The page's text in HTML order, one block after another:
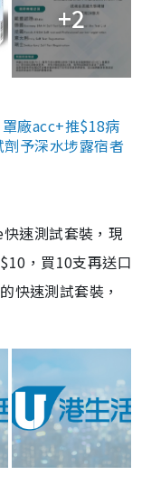
+2
廠acc+推$18病
予深水埗露宿者
速測試套裝，現
，買10支再送口
快速測試套裝，